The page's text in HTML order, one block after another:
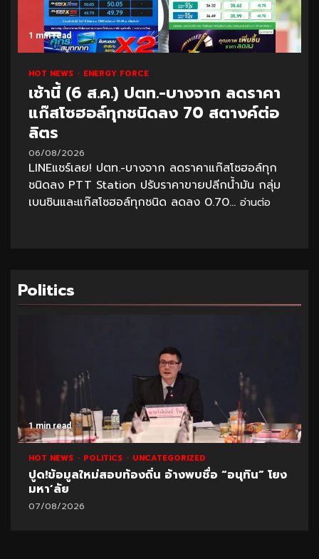
1 min read
HOT NEWS ENERGY FORCE
เช้านี้ (6 ส.ค.) ปตท.-บางจาก ลดราคา
แก๊สโซฮอล์ทุกชนิดลง 70 สตางค์ต่อ
ลิตร
06/08/2026
LINEแชร์เลย! ปตท.-บางจาก ลดราคาแก๊สโซฮอล์ทุก
ชนิดลง PTT Station ปรับราคาขายปลีกน้ำมัน กลุ่ม
เบนซินและแก๊สโซฮอล์ทุกชนิด ลดลง 0.70... อ่านต่อ
Politics
1 min read
HOT NEWS POLITICS UNCATEGORIZED
ปูด!ข้อมูลใหม่สอบท้องถิ่น อ้างพบชื่อ “อนุทิน” โยง
มหา’ลัย
07/08/2026